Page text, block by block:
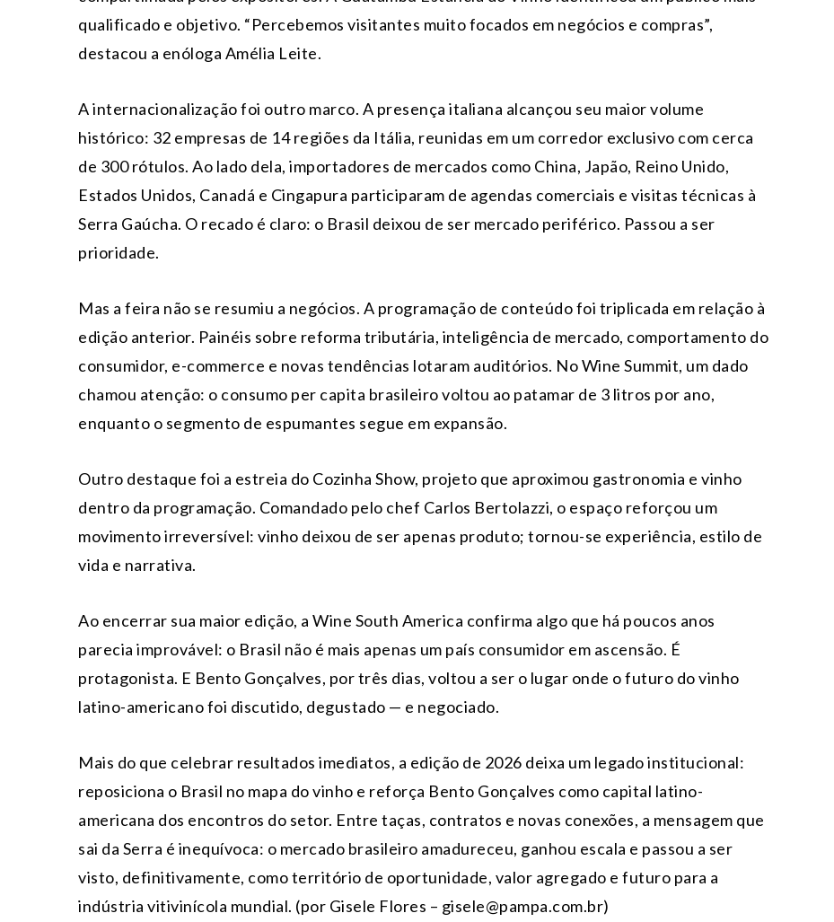
qualificado e objetivo. “Percebemos visitantes muito focados em negócios e compras”,
destacou a enóloga Amélia Leite.
A internacionalização foi outro marco. A presença italiana alcançou seu maior volume
histórico: 32 empresas de 14 regiões da Itália, reunidas em um corredor exclusivo com cerca
de 300 rótulos. Ao lado dela, importadores de mercados como China, Japão, Reino Unido,
Estados Unidos, Canadá e Cingapura participaram de agendas comerciais e visitas técnicas à
Serra Gaúcha. O recado é claro: o Brasil deixou de ser mercado periférico. Passou a ser
prioridade.
Mas a feira não se resumiu a negócios. A programação de conteúdo foi triplicada em relação à
edição anterior. Painéis sobre reforma tributária, inteligência de mercado, comportamento do
consumidor, e-commerce e novas tendências lotaram auditórios. No Wine Summit, um dado
chamou atenção: o consumo per capita brasileiro voltou ao patamar de 3 litros por ano,
enquanto o segmento de espumantes segue em expansão.
Outro destaque foi a estreia do Cozinha Show, projeto que aproximou gastronomia e vinho
dentro da programação. Comandado pelo chef Carlos Bertolazzi, o espaço reforçou um
movimento irreversível: vinho deixou de ser apenas produto; tornou-se experiência, estilo de
vida e narrativa.
Ao encerrar sua maior edição, a Wine South America confirma algo que há poucos anos
parecia improvável: o Brasil não é mais apenas um país consumidor em ascensão. É
protagonista. E Bento Gonçalves, por três dias, voltou a ser o lugar onde o futuro do vinho
latino-americano foi discutido, degustado — e negociado.
Mais do que celebrar resultados imediatos, a edição de 2026 deixa um legado institucional:
reposiciona o Brasil no mapa do vinho e reforça Bento Gonçalves como capital latino-
americana dos encontros do setor. Entre taças, contratos e novas conexões, a mensagem que
sai da Serra é inequívoca: o mercado brasileiro amadureceu, ganhou escala e passou a ser
visto, definitivamente, como território de oportunidade, valor agregado e futuro para a
indústria vitivinícola mundial. (por Gisele Flores – gisele@pampa.com.br)